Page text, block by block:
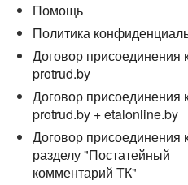
Помощь
Политика
Договор присоединения
protrud.by
Договор присоединения
protrud.by + etalonline.by
Договор присоединения
разделу "Постатейный
комментарий ТК"